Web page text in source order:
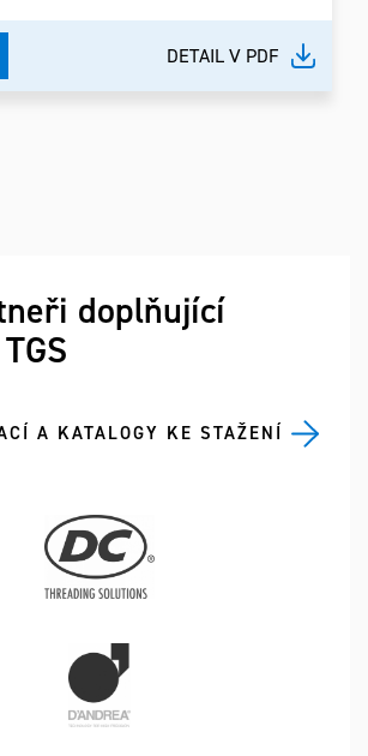
DETAIL V PDF
doplňující
A KATALOGY KE STAŽENÍ